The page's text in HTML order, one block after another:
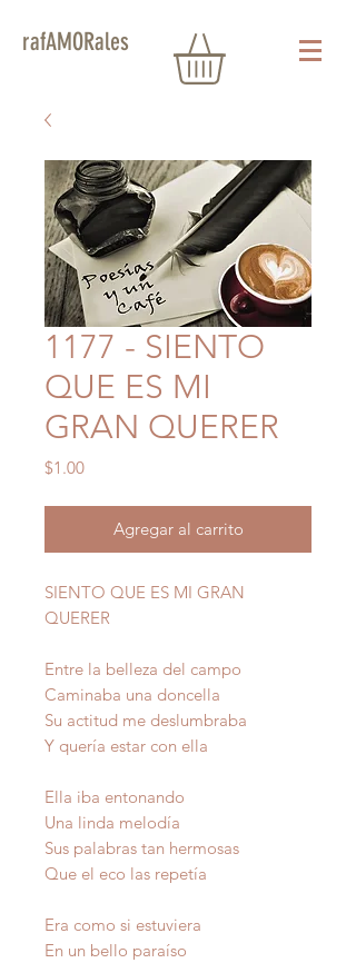
rafAMORales
1177 - SIENTO
QUE ES MI
GRAN QUERER
$1.00Precio
Agregar al carrito
SIENTO QUE ES MI GRAN
QUERER
Entre la belleza del campo
Caminaba una doncella
Su actitud me deslumbraba
Y quería estar con ella
Ella iba entonando
Una linda melodía
Sus palabras tan hermosas
Que el eco las repetía
Era como si estuviera
En un bello paraíso